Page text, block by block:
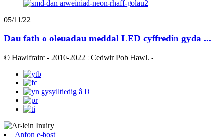
05/11/22
Dau fath o oleuadau meddal LED cyffredin gyda ...
© Hawlfraint - 2010-2022 : Cedwir Pob Hawl. -
Anfon e-bost